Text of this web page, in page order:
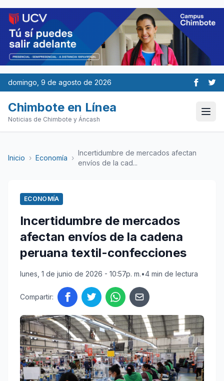
domingo, 9 de agosto de 2026
Chimbote en Línea
Noticias de Chimbote y Áncash
Inicio › Economía ›
Incertidumbre de mercados afectan
envíos de la cad...
ECONOMÍA
Incertidumbre de mercados
afectan envíos de la cadena
peruana textil-confecciones
lunes, 1 de junio de 2026 - 10:57p. m.•4 min de lectura
Compartir: